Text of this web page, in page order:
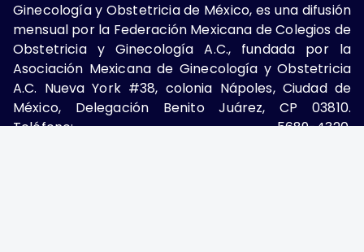
Ginecología y Obstetricia de México, es una difusión
mensual por la Federación Mexicana de Colegios de
Obstetricia y Ginecología A.C., fundada por la
Asociación Mexicana de Ginecología y Obstetricia
A.C. Nueva York #38, colonia Nápoles, Ciudad de
México, Delegación Benito Juárez, CP 03810.
Teléfono: 5689-4320,